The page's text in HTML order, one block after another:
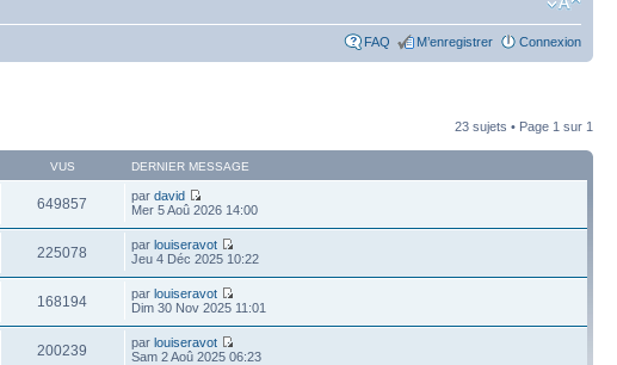
FAQ M’enregistrer Connexion
23 sujets • Page 1 sur 1
VUS DERNIER MESSAGE
649857 pardavid
Mer 5 Aoû 2026 14:00
225078 parlouiseravot
Jeu 4 Déc 2025 10:22
168194 parlouiseravot
Dim 30 Nov 2025 11:01
200239 parlouiseravot
Sam 2 Aoû 2025 06:23